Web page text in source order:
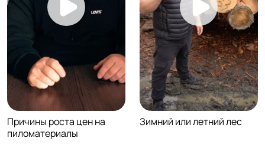
Причины роста цен на
пиломатериалы
Зимний или летний лес